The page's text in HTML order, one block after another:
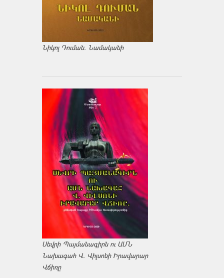
Նիկոլ Դուման. Նամականի
Սեվրի Պայմանագիրն ու ԱՄՆ
Նախագահ Վ. Վիլսոնի Իրավարար
Վճիռը